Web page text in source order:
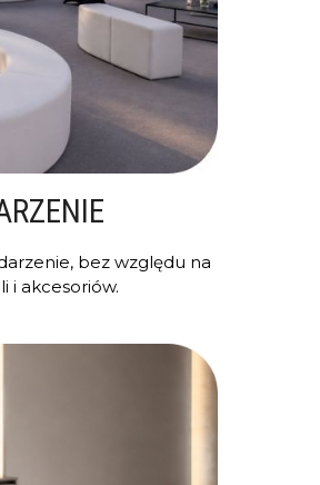
bez względu na
i akcesoriów.